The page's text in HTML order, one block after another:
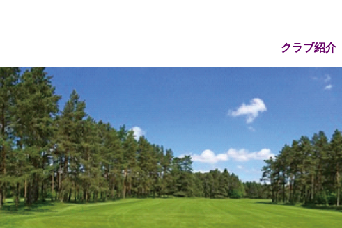
クラブ紹介